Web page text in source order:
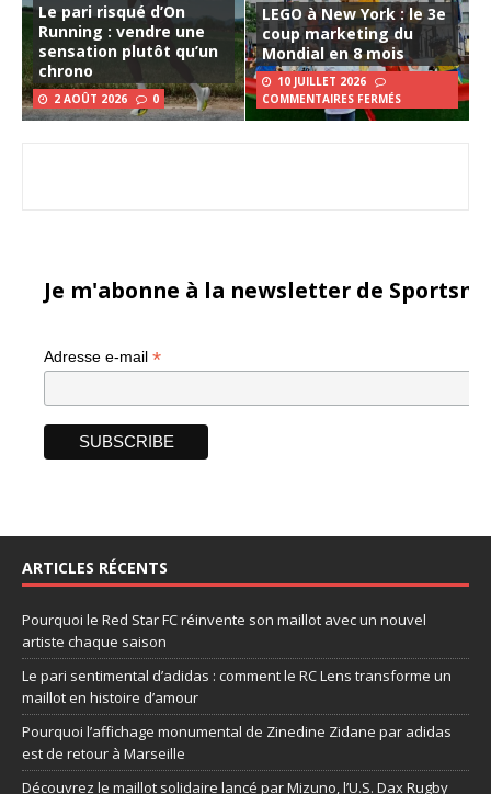
Le pari risqué d’On
Running : vendre une
sensation plutôt qu’un
chrono
2 AOÛT 2026 0
LEGO à New York : le 3e
coup marketing du
Mondial en 8 mois
10 JUILLET 2026
COMMENTAIRES FERMÉS
Je m'abonne à la newsletter de
Adresse e-mail *
ARTICLES RÉCENTS
Pourquoi le Red Star FC réinvente son maillot avec un nouvel
artiste chaque saison
Le pari sentimental d’adidas : comment le RC Lens transforme un
maillot en histoire d’amour
Pourquoi l’affichage monumental de Zinedine Zidane par adidas
est de retour à Marseille
Découvrez le maillot solidaire lancé par Mizuno, l’U.S. Dax Rugby